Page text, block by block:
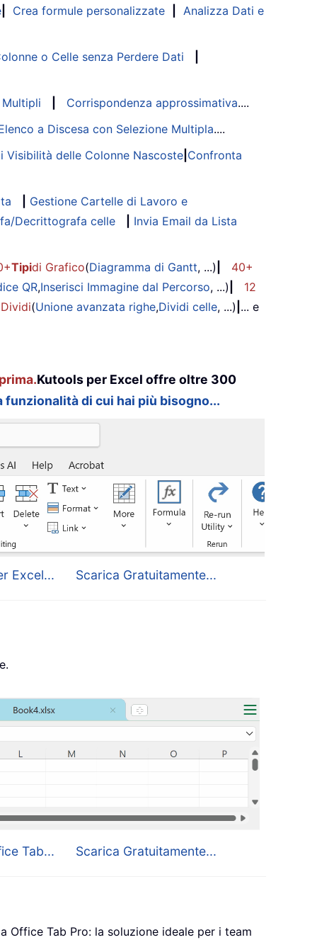
Crea formule personalizzate Analizza Dati e
o Celle senza Perdere Dati
Corrispondenza approssimativa....
a Discesa con Selezione Multipla....
delle Colonne Nascoste Confronta
Gestione Cartelle di Lavoro e
Decrittografa celle
Invia Email da Lista
Tipidi Grafico(Diagramma di Gantt, ...)
40+
QR,Inserisci Immagine dal Percorso, ...)
12
(Unione avanzata righe,Dividi celle, ...) ... e
Kutools per Excel offre oltre 300
di cui hai più bisogno...
Excel... Scarica Gratuitamente...
Tab... Scarica Gratuitamente...
Tab Pro: la soluzione ideale per i team